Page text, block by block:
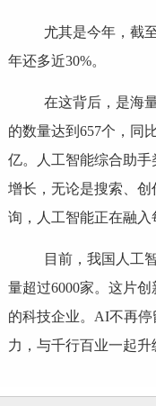
尤其是今年，截至
年还多近30%。
在这背后，是海量
的数量达到657个，同
亿。人工智能综合助手
增长，无论是搜索、
询，人工智能正在融入
目前，我国人工智
量超过6000家。这片
的科技企业。AI不再
力，与千行百业一起升